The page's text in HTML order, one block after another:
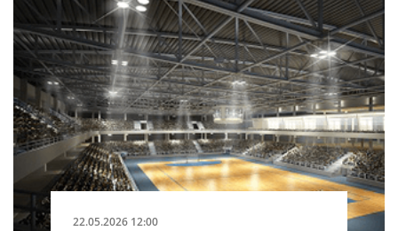
22.05.2026 12:00